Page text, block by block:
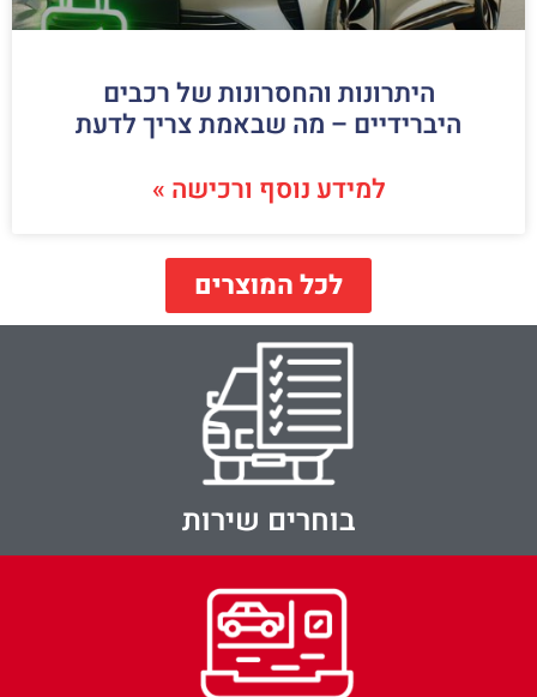
היתרונות והחסרונות של רכבים
היברידיים – מה שבאמת צריך לדעת
למידע נוסף ורכישה »
לכל המוצרים
בוחרים שירות